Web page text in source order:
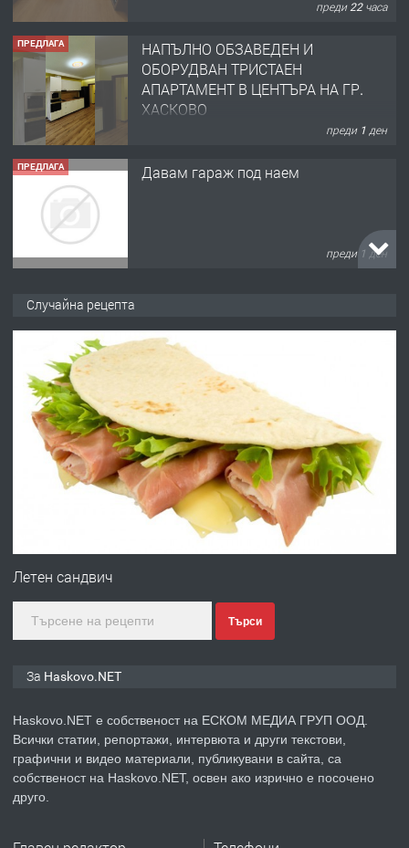
преди 22 часа
ПРЕДЛАГА
НАПЪЛНО ОБЗАВЕДЕН И
ОБОРУДВАН ТРИСТАЕН
АПАРТАМЕНТ В ЦЕНТЪРА НА ГР.
ХАСКОВО
преди 1 ден
ПРЕДЛАГА Давам гараж под наем
преди 1 ден
до градската градина!
ПРЕДЛАГА
ПРОСТОРЕН ТРИСТАЕН
АПАРТАМЕНТ В НОВА СГРАДА КВ.
КУБА
преди 2 дни
Продавам парцел в гр. Хасково кв.
преди 2 дни
ПРЕДЛАГА
№4119 Едностаен обзаведен
Случайна рецепта
Летен сандвич
Търси
За Haskovo.NET
Haskovo.NET е собственост на ЕСКОМ МЕДИА ГРУП ООД.
Всички статии, репортажи, интервюта и други текстови,
графични и видео материали, публикувани в сайта, са
собственост на Haskovo.NET, освен ако изрично е посочено
друго.